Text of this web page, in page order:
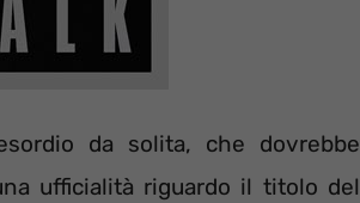
da solita, che dovrebbe
ufficialità riguardo il titolo del